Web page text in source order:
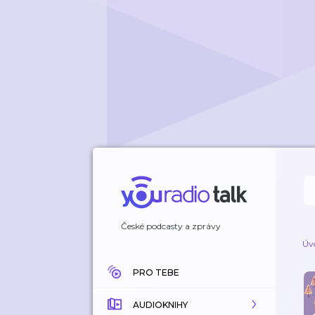
České podcasty a zprávy
PRO TEBE
AUDIOKNIHY